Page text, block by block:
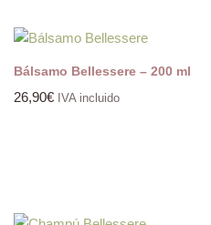
Bálsamo Bellessere – 200 ml
26,90€ IVA incluido